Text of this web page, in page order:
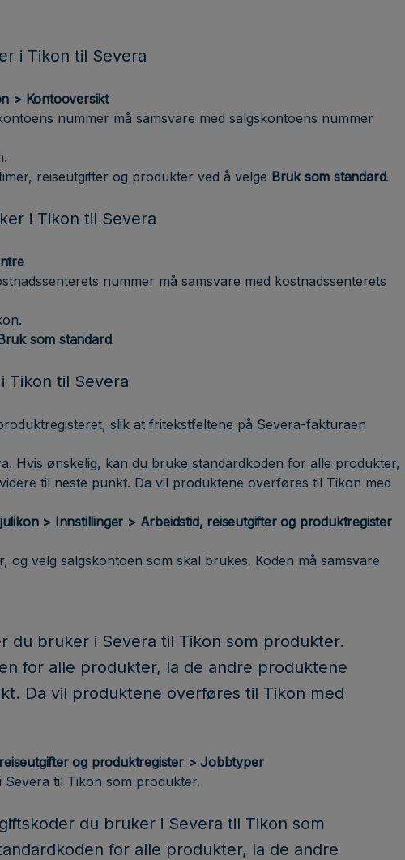
i Tikon til Severa
> Kontooversikt
nummer må samsvare med salgskontoens nummer
reiseutgifter og produkter ved å velge Bruk som standard.
i Tikon til Severa
nummer må samsvare med kostnadssenterets
som standard.
Tikon til Severa
slik at fritekstfeltene på Severa-fakturaen
Hvis ønskelig, kan du bruke standardkoden for alle produkter,
til neste punkt. Da vil produktene overføres til Tikon med
> Innstillinger > Arbeidstid, reiseutgifter og produktregister
og velg salgskontoen som skal brukes. Koden må samsvare
du bruker i Severa til Tikon som produkter.
for alle produkter, la de andre produktene
Da vil produktene overføres til Tikon med
og produktregister > Jobbtyper
til Tikon som produkter.
du bruker i Severa til Tikon som
for alle produkter, la de andre